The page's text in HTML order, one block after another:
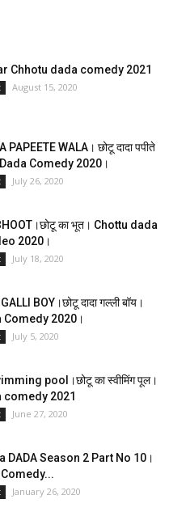
Chhotu dada comedy 2021
August 15, 2020
PAPEETE WALA। छोटू दादा पपीते
Dada Comedy 2020।
July 26, 2020
का भूत। Chottu dada
2020।
July 18, 2020
BOY।छोटू दादा गल्ली बॉय।
Comedy 2020।
July 5, 2020
pool।छोटू का स्वीमिंग पूल।
comedy 2021
June 27, 2020
DADA Season 2 Part No 10।
January 26, 2020